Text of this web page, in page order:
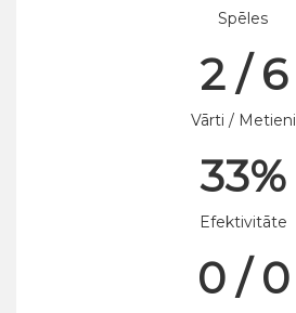
Spēles
2 / 6
Vārti / Metieni
33%
Efektivitāte
0 / 0